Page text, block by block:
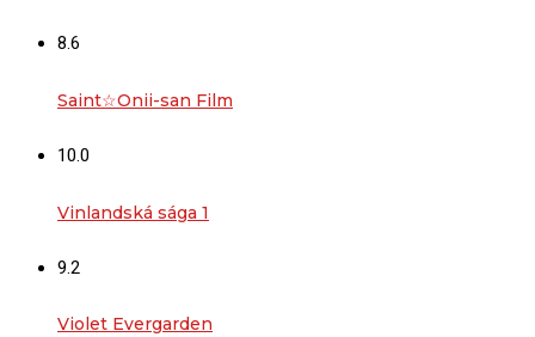
8.6
Saint☆Onii-san Film
10.0
Vinlandská sága 1
9.2
Violet Evergarden